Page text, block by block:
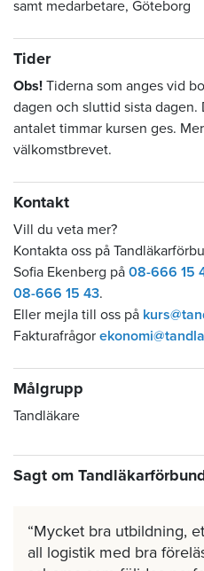
samt medarbetare, Göteborg
Tider
Obs! Tiderna som anges vid
dagen och sluttid sista dagen.
antalet timmar kursen ges.
välkomstbrevet.
Kontakt
Vill du veta mer?
Kontakta oss på
Sofia Ekenberg på 08-666 15
08-666 15 43.
Eller mejla till oss på
Fakturafrågor
Målgrupp
Tandläkare
Sagt om
Mycket bra utbildning,
all logistik med bra